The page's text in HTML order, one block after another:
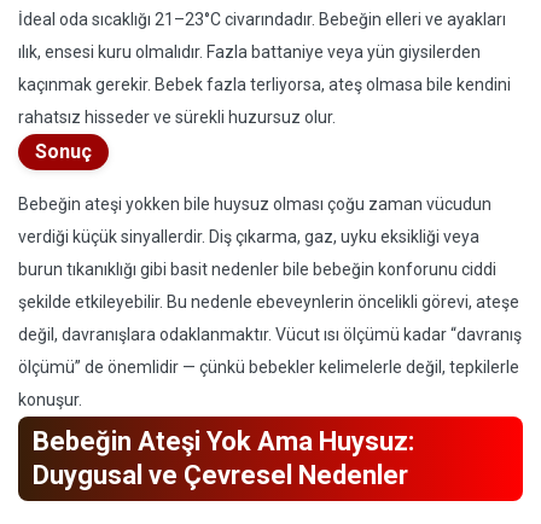
İdeal oda sıcaklığı 21–23°C civarındadır. Bebeğin elleri ve ayakları
ılık, ensesi kuru olmalıdır. Fazla battaniye veya yün giysilerden
kaçınmak gerekir. Bebek fazla terliyorsa, ateş olmasa bile kendini
rahatsız hisseder ve sürekli huzursuz olur.
Sonuç
Bebeğin ateşi yokken bile huysuz olması çoğu zaman vücudun
verdiği küçük sinyallerdir. Diş çıkarma, gaz, uyku eksikliği veya
burun tıkanıklığı gibi basit nedenler bile bebeğin konforunu ciddi
şekilde etkileyebilir. Bu nedenle ebeveynlerin öncelikli görevi, ateşe
değil, davranışlara odaklanmaktır. Vücut ısı ölçümü kadar “davranış
ölçümü” de önemlidir — çünkü bebekler kelimelerle değil, tepkilerle
konuşur.
Bebeğin Ateşi Yok Ama Huysuz:
Duygusal ve Çevresel Nedenler